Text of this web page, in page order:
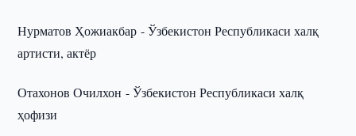
Нурматов Ҳожиакбар - Ўзбекистон Республикаси халқ
артисти, актёр
Отахонов Очилхон - Ўзбекистон Республикаси халқ
ҳофизи